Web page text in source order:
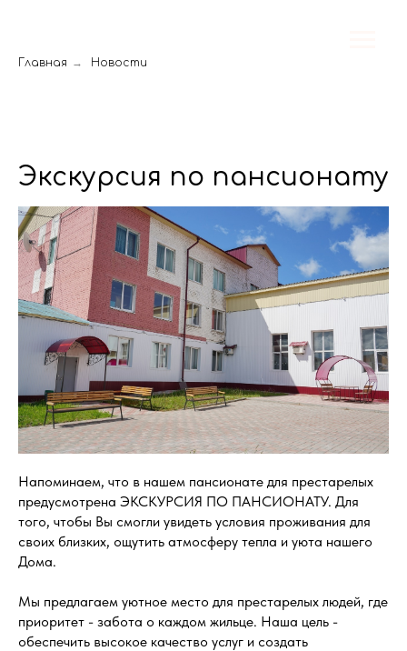
Главная → Новости
Экскурсия по пансионату
Напоминаем, что в нашем пансионате для престарелых
предусмотрена ЭКСКУРСИЯ ПО ПАНСИОНАТУ. Для
того, чтобы Вы смогли увидеть условия проживания для
своих близких, ощутить атмосферу тепла и уюта нашего
Дома.
Мы предлагаем уютное место для престарелых людей, где
приоритет - забота о каждом жильце. Наша цель -
обеспечить высокое качество услуг и создать